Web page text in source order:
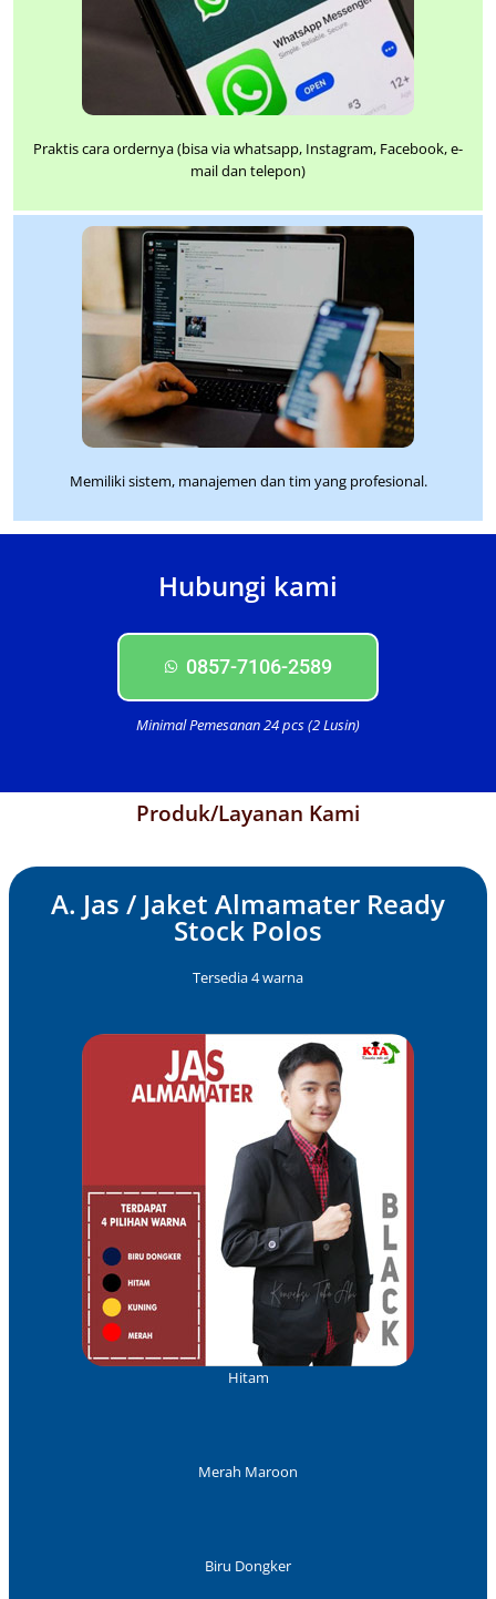
Praktis cara ordernya (bisa via whatsapp, Instagram, Facebook, e-
mail dan telepon)
Memiliki sistem, manajemen dan tim yang profesional.
Hubungi kami
0857-7106-2589
Minimal Pemesanan 24 pcs (2 Lusin)
Produk/Layanan Kami
A. Jas / Jaket Almamater Ready
Stock Polos
Tersedia 4 warna
Hitam
Merah Maroon
Biru Dongker